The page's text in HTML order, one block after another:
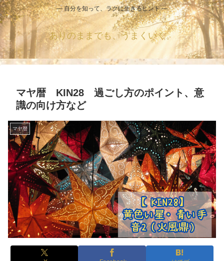
― 自分を知って、ラクに生きるヒント ―
ありのままでも、うまくいく。
マヤ暦 KIN28 過ごし方のポイント、意
識の向け方など
マヤ暦